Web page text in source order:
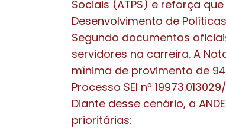
Sociais (ATPS) e reforça
Desenvolvimento de
Segundo documentos
servidores na carreira. A
mínima de provimento de
Processo SEI nº
Diante desse cenário, a
prioritárias: